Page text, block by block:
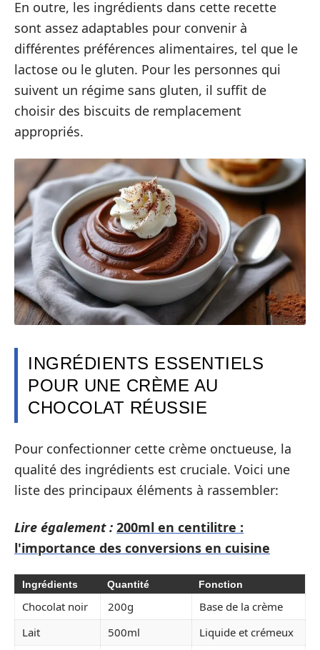
En outre, les ingrédients dans cette recette
sont assez adaptables pour convenir à
différentes préférences alimentaires, tel que le
lactose ou le gluten. Pour les personnes qui
suivent un régime sans gluten, il suffit de
choisir des biscuits de remplacement
appropriés.
INGRÉDIENTS ESSENTIELS
POUR UNE CRÈME AU
CHOCOLAT RÉUSSIE
Pour confectionner cette crème onctueuse, la
qualité des ingrédients est cruciale. Voici une
liste des principaux éléments à rassembler:
Lire également : 200ml en centilitre :
l'importance des conversions en cuisine
Ingrédients Quantité Fonction
Chocolat noir 200g
Base de la crème
Lait
500ml Liquide et crémeux